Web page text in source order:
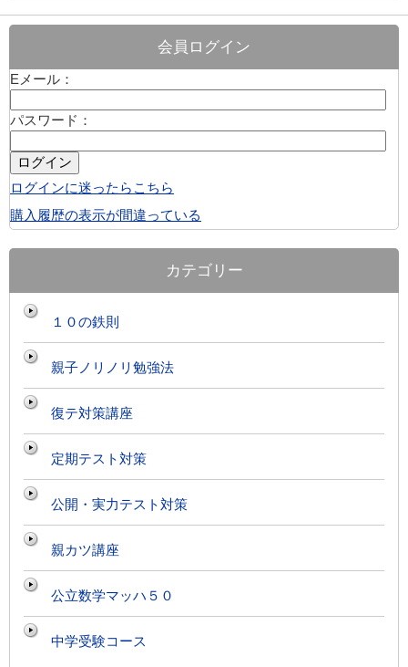
会員ログイン
Eメール：
パスワード：
ログインに迷ったらこちら
購入履歴の表示が間違っている
カテゴリー
１０の鉄則
親子ノリノリ勉強法
復テ対策講座
定期テスト対策
公開・実力テスト対策
親カツ講座
公立数学マッハ５０
中学受験コース